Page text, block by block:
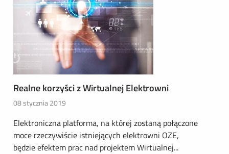
Realne korzyści z Wirtualnej Elektrowni
08 stycznia 2019
Elektroniczna platforma, na której zostaną połączone
moce rzeczywiście istniejących elektrowni OZE,
będzie efektem prac nad projektem Wirtualnej...